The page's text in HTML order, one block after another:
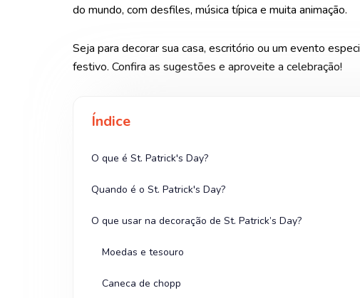
do mundo, com desfiles, música típica e muita animação.
Seja para decorar sua casa, escritório ou um evento
festivo. Confira as sugestões e aproveite a celebração!
Índice
O que é St. Patrick's Day?
Quando é o St. Patrick's Day?
O que usar na decoração de St. Patrick’s Day?
Moedas e tesouro
Caneca de chopp